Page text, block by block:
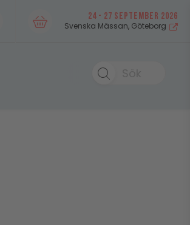
24 - 27 SEPTEMBER 2026
Svenska Mässan, Göteborg